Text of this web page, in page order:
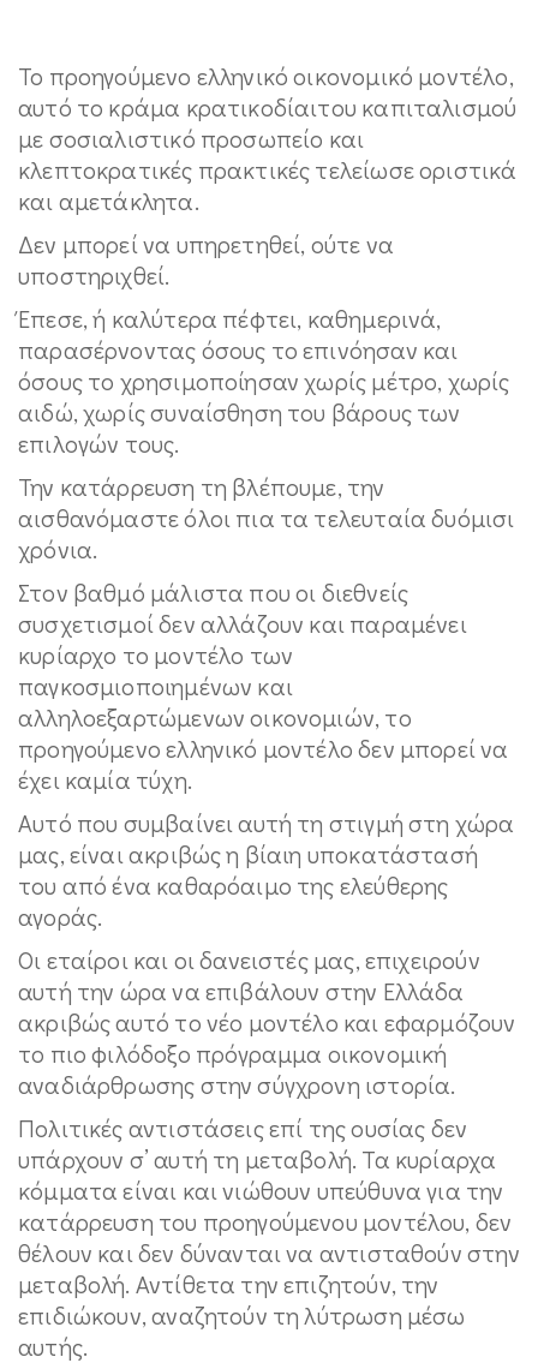
Το προηγούμενο ελληνικό οικονομικό μοντέλο,
αυτό το κράμα κρατικοδίαιτου καπιταλισμού
με σοσιαλιστικό προσωπείο και
κλεπτοκρατικές πρακτικές τελείωσε οριστικά
και αμετάκλητα.
Δεν μπορεί να υπηρετηθεί, ούτε να
υποστηριχθεί.
Έπεσε, ή καλύτερα πέφτει, καθημερινά,
παρασέρνοντας όσους το επινόησαν και
όσους το χρησιμοποίησαν χωρίς μέτρο, χωρίς
αιδώ, χωρίς συναίσθηση του βάρους των
επιλογών τους.
Την κατάρρευση τη βλέπουμε, την
αισθανόμαστε όλοι πια τα τελευταία δυόμισι
χρόνια.
Στον βαθμό μάλιστα που οι διεθνείς
συσχετισμοί δεν αλλάζουν και παραμένει
κυρίαρχο το μοντέλο των
παγκοσμιοποιημένων και
αλληλοεξαρτώμενων οικονομιών, το
προηγούμενο ελληνικό μοντέλο δεν μπορεί να
έχει καμία τύχη.
Αυτό που συμβαίνει αυτή τη στιγμή στη χώρα
μας, είναι ακριβώς η βίαιη υποκατάστασή
του από ένα καθαρόαιμο της ελεύθερης
αγοράς.
Οι εταίροι και οι δανειστές μας, επιχειρούν
αυτή την ώρα να επιβάλουν στην Ελλάδα
ακριβώς αυτό το νέο μοντέλο και εφαρμόζουν
το πιο φιλόδοξο πρόγραμμα οικονομική
αναδιάρθρωσης στην σύγχρονη ιστορία.
Πολιτικές αντιστάσεις επί της ουσίας δεν
υπάρχουν σ’ αυτή τη μεταβολή. Τα κυρίαρχα
κόμματα είναι και νιώθουν υπεύθυνα για την
κατάρρευση του προηγούμενου μοντέλου, δεν
θέλουν και δεν δύνανται να αντισταθούν στην
μεταβολή. Αντίθετα την επιζητούν, την
επιδιώκουν, αναζητούν τη λύτρωση μέσω
αυτής.